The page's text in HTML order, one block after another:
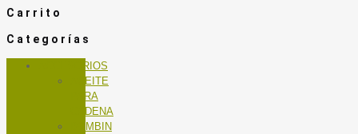
Carrito
Categorías
ACCESORIOS
ACEITE
PARA
CADENA
BOMBIN